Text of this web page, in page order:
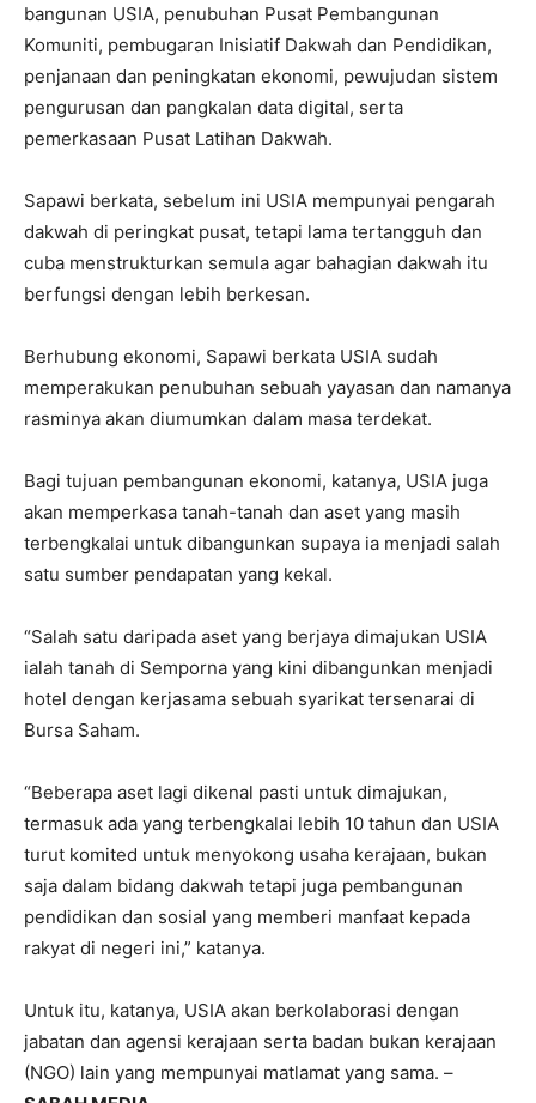
bangunan USIA, penubuhan Pusat Pembangunan
Komuniti, pembugaran Inisiatif Dakwah dan Pendidikan,
penjanaan dan peningkatan ekonomi, pewujudan sistem
pengurusan dan pangkalan data digital, serta
pemerkasaan Pusat Latihan Dakwah.
Sapawi berkata, sebelum ini USIA mempunyai pengarah
dakwah di peringkat pusat, tetapi lama tertangguh dan
cuba menstrukturkan semula agar bahagian dakwah itu
berfungsi dengan lebih berkesan.
Berhubung ekonomi, Sapawi berkata USIA sudah
memperakukan penubuhan sebuah yayasan dan namanya
rasminya akan diumumkan dalam masa terdekat.
Bagi tujuan pembangunan ekonomi, katanya, USIA juga
akan memperkasa tanah-tanah dan aset yang masih
terbengkalai untuk dibangunkan supaya ia menjadi salah
satu sumber pendapatan yang kekal.
“Salah satu daripada aset yang berjaya dimajukan USIA
ialah tanah di Semporna yang kini dibangunkan menjadi
hotel dengan kerjasama sebuah syarikat tersenarai di
Bursa Saham.
“Beberapa aset lagi dikenal pasti untuk dimajukan,
termasuk ada yang terbengkalai lebih 10 tahun dan USIA
turut komited untuk menyokong usaha kerajaan, bukan
saja dalam bidang dakwah tetapi juga pembangunan
pendidikan dan sosial yang memberi manfaat kepada
rakyat di negeri ini,” katanya.
Untuk itu, katanya, USIA akan berkolaborasi dengan
jabatan dan agensi kerajaan serta badan bukan kerajaan
(NGO) lain yang mempunyai matlamat yang sama. –